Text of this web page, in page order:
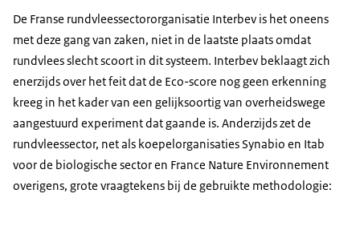
De Franse rundvleessectororganisatie Interbev is het oneens
met deze gang van zaken, niet in de laatste plaats omdat
rundvlees slecht scoort in dit systeem. Interbev beklaagt zich
enerzijds over het feit dat de Eco-score nog geen erkenning
kreeg in het kader van een gelijksoortig van overheidswege
aangestuurd experiment dat gaande is. Anderzijds zet de
rundvleessector, net als koepelorganisaties Synabio en Itab
voor de biologische sector en France Nature Environnement
overigens, grote vraagtekens bij de gebruikte methodologie: